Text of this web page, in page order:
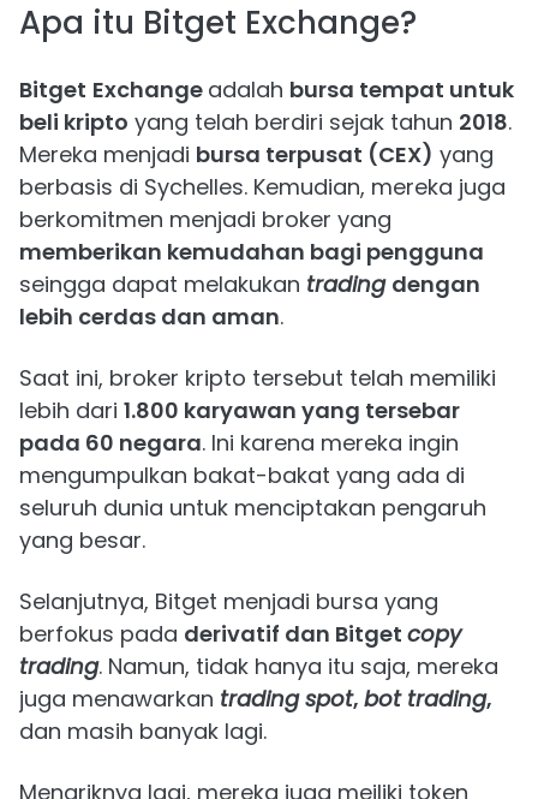
Apa itu Bitget Exchange?
Bitget Exchange adalah bursa tempat untuk
beli kripto yang telah berdiri sejak tahun 2018.
Mereka menjadi bursa terpusat (CEX) yang
berbasis di Sychelles. Kemudian, mereka juga
berkomitmen menjadi broker yang
memberikan kemudahan bagi pengguna
seingga dapat melakukan trading dengan
lebih cerdas dan aman.
Saat ini, broker kripto tersebut telah memiliki
lebih dari 1.800 karyawan yang tersebar
pada 60 negara. Ini karena mereka ingin
mengumpulkan bakat-bakat yang ada di
seluruh dunia untuk menciptakan pengaruh
yang besar.
Selanjutnya, Bitget menjadi bursa yang
berfokus pada derivatif dan Bitget copy
trading. Namun, tidak hanya itu saja, mereka
juga menawarkan trading spot, bot trading,
dan masih banyak lagi.
Menariknya lagi, mereka juga meiliki token